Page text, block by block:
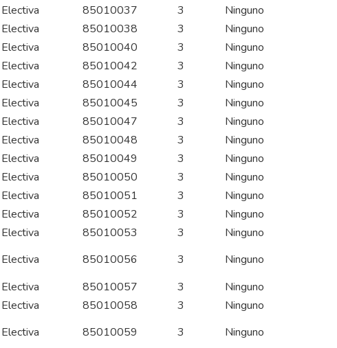
Electiva 85010037 3
Ninguno
Electiva 85010038 3
Ninguno
Electiva 85010040 3
Ninguno
Electiva 85010042 3
Ninguno
Electiva 85010044 3
Ninguno
Electiva 85010045 3
Ninguno
Electiva 85010047 3
Ninguno
Electiva 85010048 3
Ninguno
Electiva 85010049 3
Ninguno
Electiva 85010050 3
Ninguno
Electiva 85010051 3
Ninguno
Electiva 85010052 3
Ninguno
Electiva 85010053 3
Ninguno
Electiva 85010056 3
Ninguno
Electiva 85010057 3
Ninguno
Electiva 85010058 3
Ninguno
Electiva 85010059 3
Ninguno